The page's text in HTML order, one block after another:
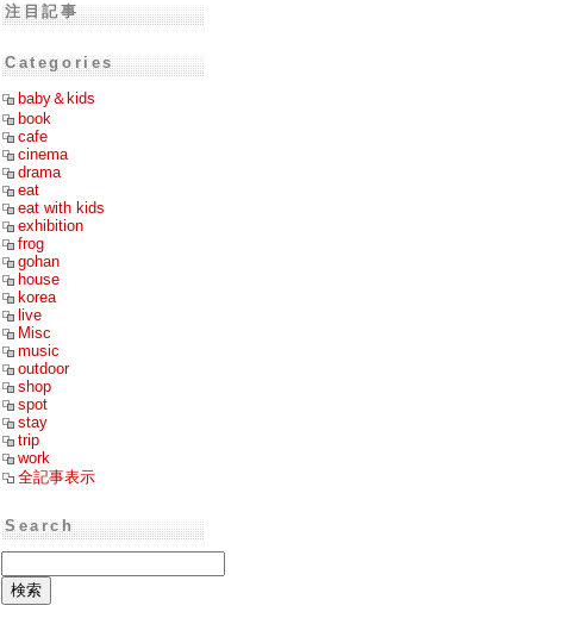
注目記事
Categories
baby＆kids
book
cafe
cinema
drama
eat
eat with kids
exhibition
frog
gohan
house
korea
live
Misc
music
outdoor
shop
spot
stay
trip
work
全記事表示
Search